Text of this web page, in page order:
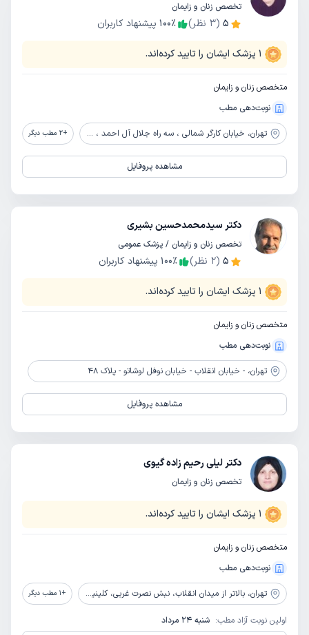
تخصص زنان و زایمان
5
(
3 نظر) 100٪ پیشنهاد کاربران
1 پزشک ایشان را تایید کرده‌اند.
متخصص زنان و زایمان
نوبت‌دهی مطب
تهران، خیابان کارگر شمالی ، سه راه جلال آل احمد ، روبروی دانشکده اقتصاد ، بیمارستان شریعتی +
2 مطب دیگر
مشاهده پروفایل
دکتر سیدمحمدحسین بشیری
تخصص زنان و زایمان / پزشک عمومی
5
(
2 نظر) 100٪ پیشنهاد کاربران
1 پزشک ایشان را تایید کرده‌اند.
متخصص زنان و زایمان
نوبت‌دهی مطب
تهران، - خیابان انقلاب - خیابان نوفل لوشاتو - پلاک 48
مشاهده پروفایل
دکتر لیلی رحیم زاده گیوی
تخصص زنان و زایمان
1 پزشک ایشان را تایید کرده‌اند.
متخصص زنان و زایمان
نوبت‌دهی مطب
تهران، بالاتر از میدان انقلاب، نبش نصرت غربی، کلینیک سارا +
1 مطب دیگر
اولین نوبت آزاد مطب: شنبه 24 مرداد